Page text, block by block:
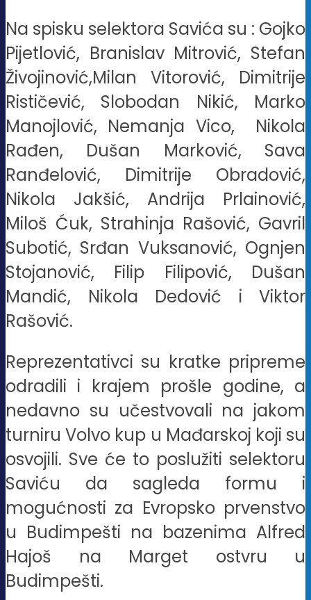
Na spisku selektora Savića su : Gojko
Pijetlović, Branislav Mitrović, Stefan
Živojinović,Milan Vitorović, Dimitrije
Rističević, Slobodan Nikić, Marko
Manojlović, Nemanja Vico, Nikola
Rađen, Dušan Marković, Sava
Ranđelović, Dimitrije Obradović,
Nikola Jakšić, Andrija Prlainović,
Miloš Ćuk, Strahinja Rašović, Gavril
Subotić, Srđan Vuksanović, Ognjen
Stojanović, Filip Filipović, Dušan
Mandić, Nikola Dedović i Viktor
Rašović.
Reprezentativci su kratke pripreme
odradili i krajem prošle godine, a
nedavno su učestvovali na jakom
turniru Volvo kup u Mađarskoj koji su
osvojili. Sve će to poslužiti selektoru
Saviću da sagleda formu i
mogućnosti za Evropsko prvenstvo
u Budimpešti na bazenima Alfred
Hajoš na Marget ostvru u
Budimpešti.